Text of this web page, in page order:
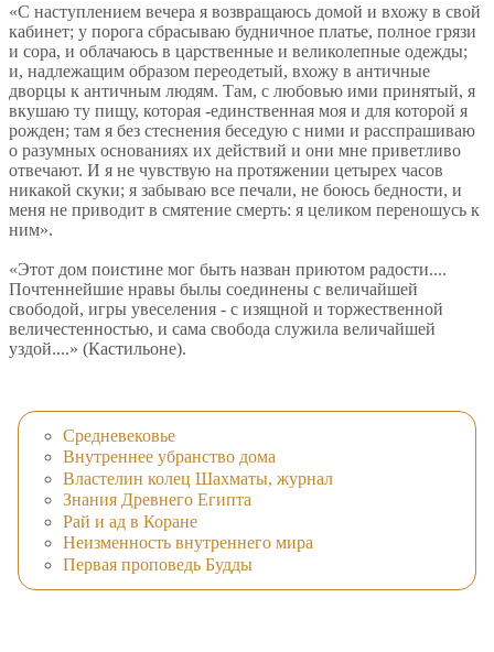
«С наступлением вечера я возвращаюсь домой и вхожу в свой
кабинет; у порога сбрасываю будничное платье, полное грязи
и сора, и облачаюсь в царственные и великолепные одежды;
и, надлежащим образом переодетый, вхожу в античные
дворцы к античным людям. Там, с любовью ими принятый, я
вкушаю ту пищу, которая -единственная моя и для которой я
рожден; там я без стеснения беседую с ними и расспрашиваю
о разумных основаниях их действий и они мне приветливо
отвечают. И я не чувствую на протяжении цетырех часов
никакой скуки; я забываю все печали, не боюсь бедности, и
меня не приводит в смятение смерть: я целиком переношусь к
ним».
«Этот дом поистине мог быть назван приютом радости....
Почтеннейшие нравы былы соединены с величайшей
свободой, игры увеселения - с изящной и торжественной
величестенностью, и сама свобода служила величайшей
уздой....» (Кастильоне).
Средневековье
Внутреннее убранство дома
Властелин колец Шахматы, журнал
Знания Древнего Египта
Рай и ад в Коране
Неизменность внутреннего мира
Первая проповедь Будды